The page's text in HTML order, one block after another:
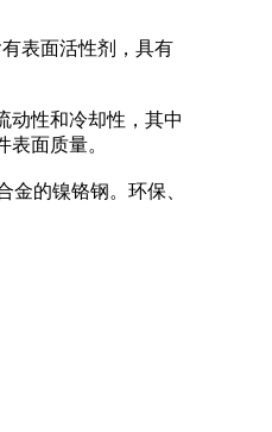
表面活性剂，具有
动性和冷却性，其中
面质量。
的镍铬钢。环保、